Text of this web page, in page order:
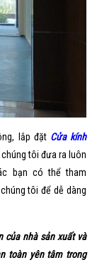
lắp đặt Cửa kính
tôi đưa ra luôn
bạn có thể tham
tôi để dễ dàng
của nhà sản xuất và
toàn yên tâm trong